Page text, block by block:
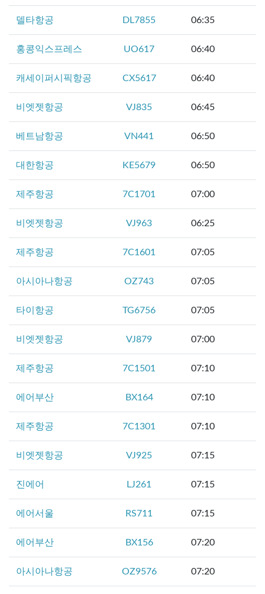
델타항공 DL7855 06:35
홍콩익스프레스 UO617 06:40
캐세이퍼시픽항공 CX5617 06:40
비엣젯항공 VJ835 06:45
베트남항공 VN441 06:50
대한항공 KE5679 06:50
제주항공 7C1701 07:00
비엣젯항공 VJ963 06:25
제주항공 7C1601 07:05
아시아나항공 OZ743 07:05
타이항공 TG6756 07:05
비엣젯항공 VJ879 07:00
제주항공 7C1501 07:10
에어부산 BX164 07:10
제주항공 7C1301 07:10
비엣젯항공 VJ925 07:15
진에어 LJ261 07:15
에어서울 RS711 07:15
에어부산 BX156 07:20
아시아나항공 OZ9576 07:20